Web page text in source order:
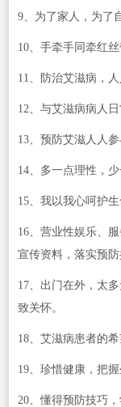
9、为了家人，为了
10、手牵手同牵红
11、防治艾滋病，
12、与艾滋病病人
13、预防艾滋人人
14、多一点理性，
15、我以我心呵护
16、营业性娱乐、
宣传资料，落实预防
17、出门在外，太
致关怀。
18、艾滋病患者的
19、珍惜健康，把
20、懂得预防技巧